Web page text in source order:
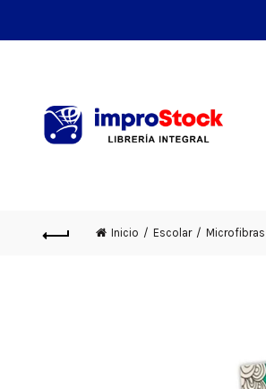
Inicio Escolar Microfibras